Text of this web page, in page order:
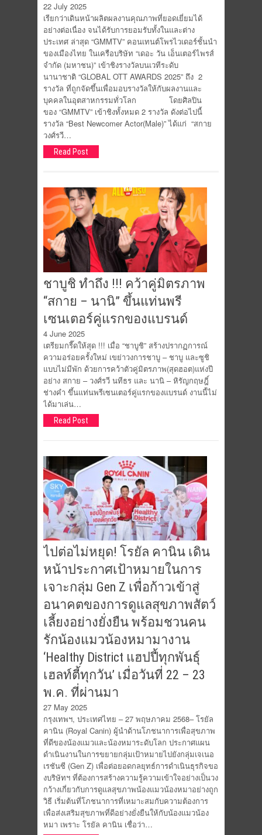
22 July 2025
เรียกว่าเดินหน้าผลิตผลงานคุณภาพที่ยอดเยี่ยมได้
อย่างต่อเนื่อง จนได้รับการยอมรับทั้งในและต่าง
ประเทศ ล่าสุด “GMMTV” คอนเทนต์โพรไวเดอร์ชั้นนำ
ของเมืองไทย ในเครือบริษัท “เดอะ วัน เอ็นเตอร์ไพรส์
จำกัด (มหาชน)” เข้าชิงรางวัลบนเวทีระดับ
นานาชาติ “GLOBAL OTT AWARDS 2025” ถึง 2
รางวัล ที่ถูกจัดขึ้นเพื่อมอบรางวัลให้กับผลงานและ
บุคคลในอุตสาหกรรมทั่วโลก โดยศิลปิน
ของ “GMMTV” เข้าชิงทั้งหมด 2 รางวัล ดังต่อไปนี้
รางวัล “Best Newcomer Actor(Male)” ได้แก่ “สกาย
วงศ์รวี…
Read Post
ชาบูชิ ทำถึง !!! คว้าคู่มิตรภาพ
“สกาย – นานิ” ขึ้นแท่นพรี
เซนเตอร์คู่แรกของแบรนด์
4 June 2025
เตรียมกรี๊ดให้สุด !!! เมื่อ “ชาบูชิ” สร้างปรากฏการณ์
ความอร่อยครั้งใหม่ เขย่าวงการชาบู – ชาบู และซูชิ
แบบไม่มีพัก ด้วยการคว้าตัวคู่มิตรภาพ(สุดฮอต)แห่งปี
อย่าง สกาย – วงศ์รวี นทีธร และ นานิ – หิรัญกฤษฎิ์
ช่างคำ ขึ้นแท่นพรีเซนเตอร์คู่แรกของแบรนด์ งานนี้ไม่
ได้มาเล่น…
Read Post
ไปต่อไม่หยุด! โรยัล คานิน เดิน
หน้าประกาศเป้าหมายในการ
เจาะกลุ่ม Gen Z เพื่อก้าวเข้าสู่
อนาคตของการดูแลสุขภาพสัตว์
เลี้ยงอย่างยั่งยืน พร้อมชวนคน
รักน้องแมวน้องหมามางาน
‘Healthy District แฮปปี้ทุกพันธุ์
เฮลท์ตี้ทุกวัน’ เมื่อวันที่ 22 – 23
พ.ค. ที่ผ่านมา
27 May 2025
กรุงเทพฯ, ประเทศไทย – 27 พฤษภาคม 2568– โรยัล
คานิน (Royal Canin) ผู้นำด้านโภชนาการเพื่อสุขภาพ
ที่ดีของน้องแมวและน้องหมาระดับโลก ประกาศแผน
ดำเนินงานในการขยายกลุ่มเป้าหมายไปยังกลุ่มเจเนอ
เรชันซี (Gen Z) เพื่อต่อยอดกลยุทธ์การดำเนินธุรกิจขอ
งบริษัทฯ ที่ต้องการสร้างความรู้ความเข้าใจอย่างเป็นวง
กว้างเกี่ยวกับการดูแลสุขภาพน้องแมวน้องหมาอย่างถูก
วิธี เริ่มต้นที่โภชนาการที่เหมาะสมกับความต้องการ
เพื่อส่งเสริมสุขภาพที่ดีอย่างยั่งยืนให้กับน้องแมวน้อง
หมา เพราะ โรยัล คานิน เชื่อว่า…